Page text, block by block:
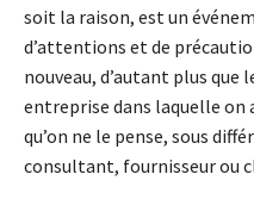
soit la raison, est un
d’attentions et de
nouveau, d’autant plus
entreprise dans laquelle
qu’on ne le pense, sous
consultant, fournisseur ou